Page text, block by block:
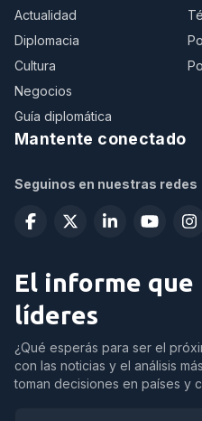
Actualidad
Diplomacia
Cultura
Negocios
Guía diplomática
Mantente conectado
Seguinos en nuestras redes
El informe que
líderes
¿Qué esperás para ser el
con las noticias y el análisis
toman decisiones en países y